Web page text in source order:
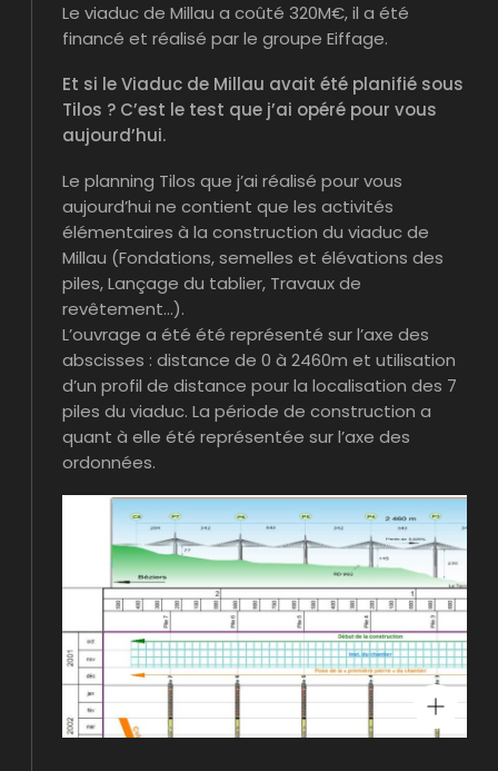
Le viaduc de Millau a coûté 320M€, il a été
financé et réalisé par le groupe Eiffage.
Et si le Viaduc de Millau avait été planifié sous
Tilos ? C’est le test que j’ai opéré pour vous
aujourd’hui.
Le planning Tilos que j’ai réalisé pour vous
aujourd’hui ne contient que les activités
élémentaires à la construction du viaduc de
Millau (Fondations, semelles et élévations des
piles, Lançage du tablier, Travaux de
revêtement…).
L’ouvrage a été été représenté sur l’axe des
abscisses : distance de 0 à 2460m et utilisation
d’un profil de distance pour la localisation des 7
piles du viaduc. La période de construction a
quant à elle été représentée sur l’axe des
ordonnées.